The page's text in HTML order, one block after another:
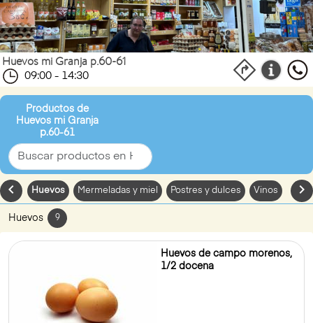
Huevos mi Granja p.60-61
09:00 - 14:30
Productos de
Huevos mi Granja
p.60-61
chevron_left Huevos Mermeladas y miel Postres y dulces Vinos
Huevos 9
Huevos de campo morenos,
1/2 docena